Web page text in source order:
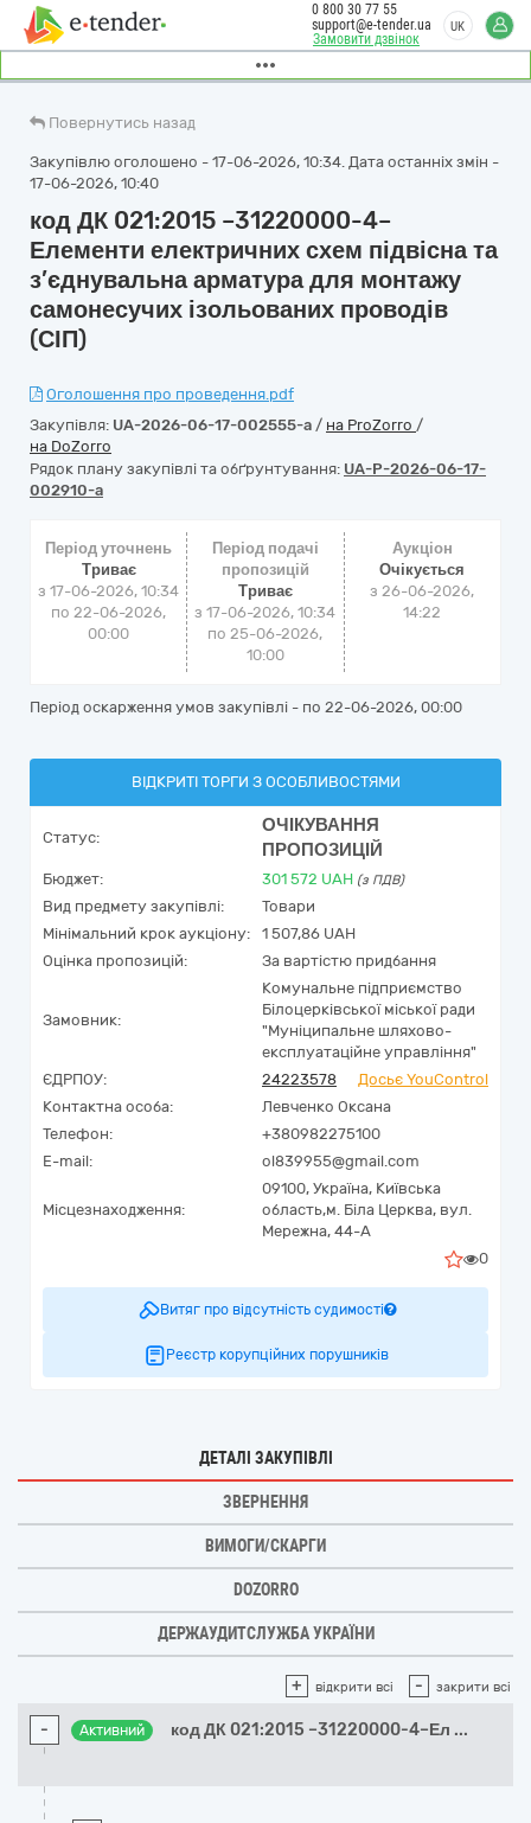
Замовити дзвінок
0 800 30 77 55
support@e-tender.ua
UK
Повернутись назад
Закупівлю оголошено - 17-06-2026, 10:34. Дата останніх змін -
17-06-2026, 10:40
код ДК 021:2015 –31220000-4–
Елементи електричних схем підвісна та
з’єднувальна арматура для монтажу
самонесучих ізольованих проводів
(СІП)
Оголошення про проведення.pdf
Закупівля: UA-2026-06-17-002555-a / на ProZorro /
на DoZorro
Рядок плану закупівлі та обґрунтування: UA-P-2026-06-17-
002910-a
Період уточнень
Триває
з 17-06-2026, 10:34
по 22-06-2026,
00:00
Період подачі
пропозицій
Триває
з 17-06-2026, 10:34
по 25-06-2026,
10:00
Аукціон
Очікується
з26-06-2026,
14:22
Період оскарження умов закупівлі - по 22-06-2026, 00:00
ВІДКРИТІ ТОРГИ З ОСОБЛИВОСТЯМИ
Статус:
ОЧІКУВАННЯ
ПРОПОЗИЦІЙ
Бюджет: 301 572 UAH (з ПДВ)
Вид предмету закупівлі:
Товари
Мінімальний крок аукціону:
1 507,86 UAH
Оцінка пропозицій:
За вартістю придбання
Замовник:
Комунальне підприємство
Білоцерківської міської ради
"Муніципальне шляхово-
експлуатаційне управління"
ЄДРПОУ:
24223578
Досьє YouControl
Контактна особа:
Левченко Оксана
Телефон:
+380982275100
E-mail:
ol839955@gmail.com
Місцезнаходження:
09100, Україна, Київська
область,м. Біла Церква, вул.
Мережна, 44-А
0
Витяг про відсутність судимості
Реєстр корупційних порушників
ДЕТАЛІ ЗАКУПІВЛІ
ЗВЕРНЕННЯ
ВИМОГИ/СКАРГИ
DOZORRO
ДЕРЖАУДИТСЛУЖБА УКРАЇНИ
+ відкрити всі - закрити всі
- Активний код ДК 021:2015 –31220000-4–Ел ...